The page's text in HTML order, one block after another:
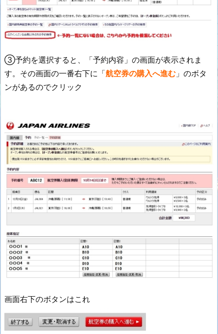
③予約を選択すると、「予約内容」の画面が表示されま
す。その画面の一番右下に「航空券の購入へ進む 」のボタ
ンがあるのでクリック
画面右下のボタンはこれ